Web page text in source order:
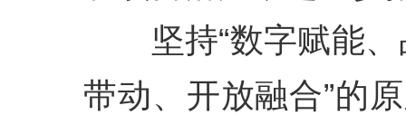
坚持“数字赋能、
带动、开放融合”的